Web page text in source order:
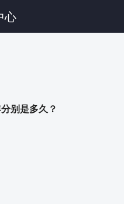
心
别是多久？